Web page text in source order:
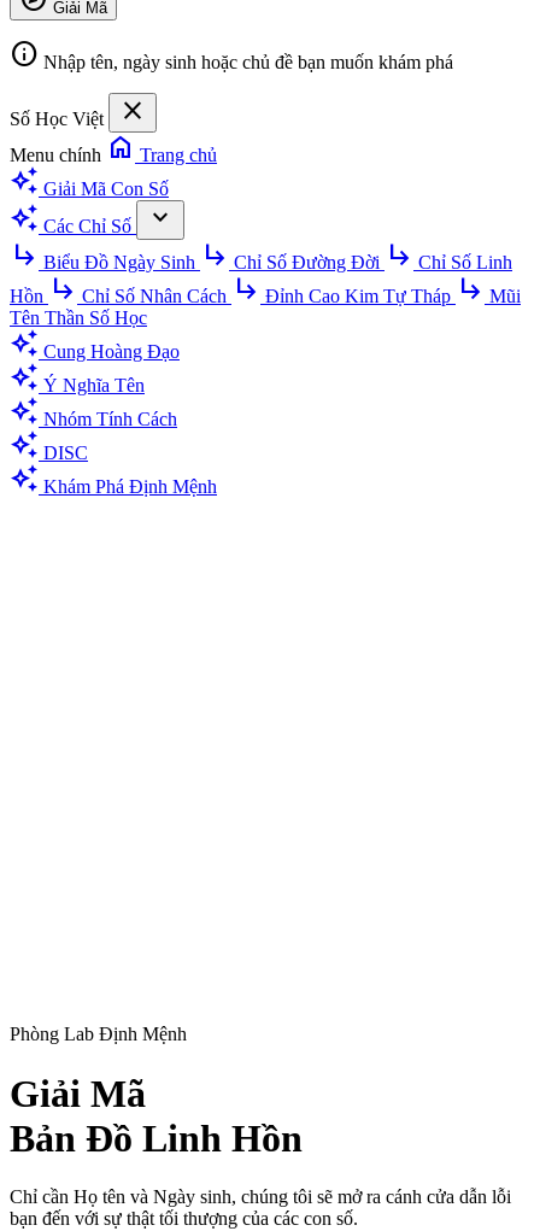
Giải Mã
info Nhập tên, ngày sinh hoặc chủ đề bạn muốn khám phá
Số Học Việt close
Menu chính home Trang chủ
auto_awesome Giải Mã Con Số
auto_awesome Các Chỉ Số
expand_more
subdirectory_arrow_right Biểu Đồ Ngày Sinh subdirectory_arrow_right Chỉ Số Đường Đời subdirectory_arrow_right Chỉ Số Linh
Hồn subdirectory_arrow_right Chỉ Số Nhân Cách subdirectory_arrow_right Đỉnh Cao Kim Tự Tháp subdirectory_arrow_right Mũi
Tên Thần Số Học
auto_awesome Cung Hoàng Đạo
auto_awesome Ý Nghĩa Tên
auto_awesome Nhóm Tính Cách
auto_awesome DISC
auto_awesome Khám Phá Định Mệnh
Phòng Lab Định Mệnh
Giải Mã
Bản Đồ Linh Hồn
Chỉ cần Họ tên và Ngày sinh, chúng tôi sẽ mở ra cánh cửa dẫn lỗi
bạn đến với sự thật tối thượng của các con số.